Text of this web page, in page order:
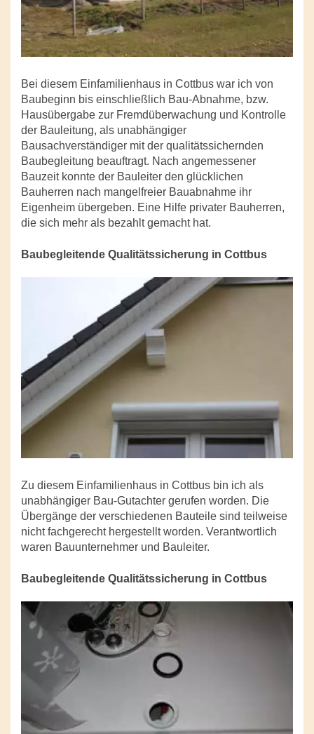
Bei diesem Einfamilienhaus in Cottbus war ich von
Baubeginn bis einschließlich Bau-Abnahme, bzw.
Hausübergabe zur Fremdüberwachung und Kontrolle
der Bauleitung, als unabhängiger
Bausachverständiger mit der qualitätssichernden
Baubegleitung beauftragt. Nach angemessener
Bauzeit konnte der Bauleiter den glücklichen
Bauherren nach mangelfreier Bauabnahme ihr
Eigenheim übergeben. Eine Hilfe privater Bauherren,
die sich mehr als bezahlt gemacht hat.
Baubegleitende Qualitätssicherung in Cottbus
Zu diesem Einfamilienhaus in Cottbus bin ich als
unabhängiger Bau-Gutachter gerufen worden. Die
Übergänge der verschiedenen Bauteile sind teilweise
nicht fachgerecht hergestellt worden. Verantwortlich
waren Bauunternehmer und Bauleiter.
Baubegleitende Qualitätssicherung in Cottbus